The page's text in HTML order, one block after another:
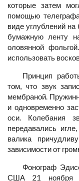
которые затем
помощью
виде углублений
бумажную ленту
оловянной
использовать
Принцип
том, что звук
мембраной.
и одновременно
оси. Колебания
передавались
валика
зависимости от
Фонограф
США 21 ноября